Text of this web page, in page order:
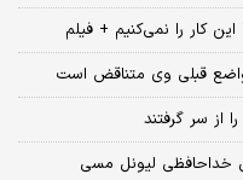
کار را نمی‌کنیم + فیلم
مواضع قبلی وی متناقض است
از سر گرفتند
خداحافظی لیونل مسی